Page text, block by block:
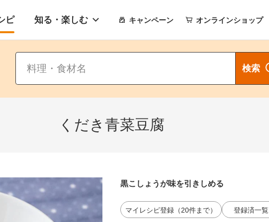
ピ 知る・楽しむ キャンペーン オンラインショップ
検索
くだき青菜豆腐
黒こしょうが味を引きしめる
マイレシピ登録（20件まで） 登録済一覧